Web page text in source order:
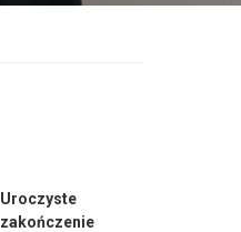
Uroczyste
zakończenie